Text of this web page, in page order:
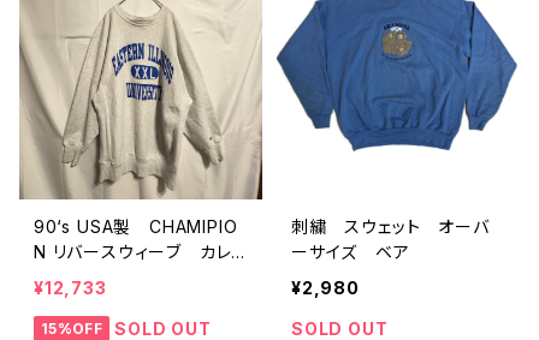
90‘s USA製 CHAMIPIO
N リバースウィーブ カレッ
ジ XXL
¥12,733
15%OFF SOLD OUT
刺繍 スウェット オーバ
ーサイズ ベア
¥2,980
SOLD OUT